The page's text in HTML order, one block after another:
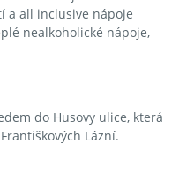
a all inclusive nápoje
nealkoholické nápoje,
do Husovy ulice, která
Lázní.